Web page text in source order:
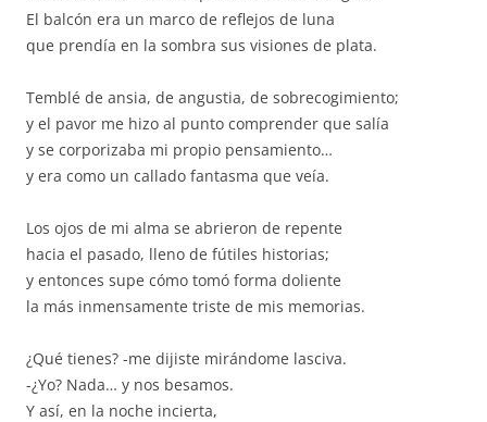
El balcón era un marco de reflejos de luna
que prendía en la sombra sus visiones de plata.
Temblé de ansia, de angustia, de sobrecogimiento;
y el pavor me hizo al punto comprender que salía
y se corporizaba mi propio pensamiento…
y era como un callado fantasma que veía.
Los ojos de mi alma se abrieron de repente
hacia el pasado, lleno de fútiles historias;
y entonces supe cómo tomó forma doliente
la más inmensamente triste de mis memorias.
¿Qué tienes? -me dijiste mirándome lasciva.
-¿Yo? Nada… y nos besamos.
Y así, en la noche incierta,